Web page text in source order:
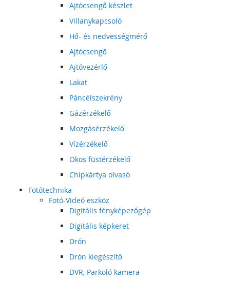
Ajtócsengő készlet
Villanykapcsoló
Hő- és nedvességmérő
Ajtócsengő
Ajtóvezérlő
Lakat
Páncélszekrény
Gázérzékelő
Mozgásérzékelő
Vízérzékelő
Okos füstérzékelő
Chipkártya olvasó
Fotótechnika
Fotó-Videó eszköz
Digitális fényképezőgép
Digitális képkeret
Drón
Drón kiegészítő
DVR, Parkoló kamera